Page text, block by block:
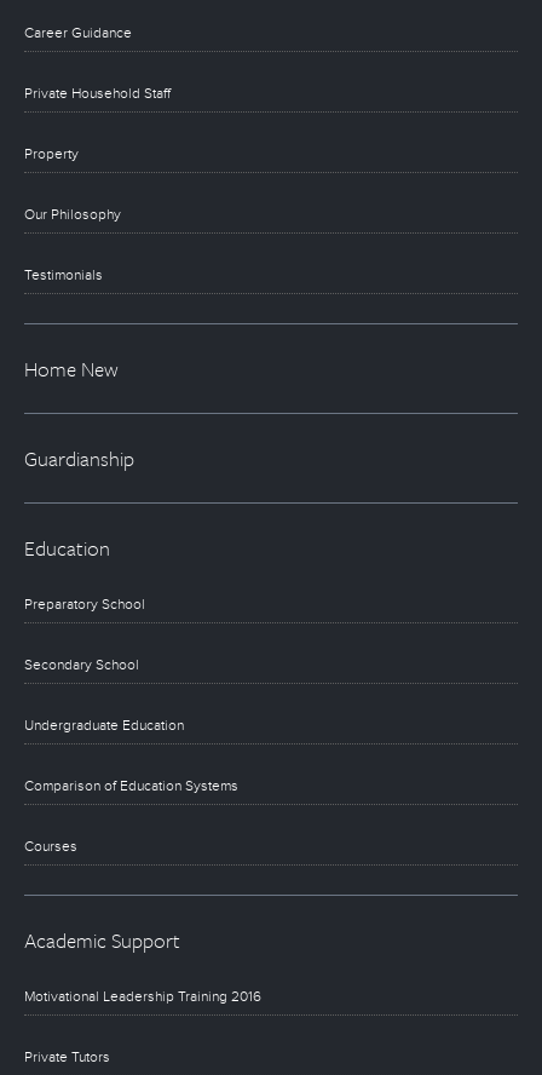
Career Guidance
Private Household Staff
Property
Our Philosophy
Testimonials
Home New
Guardianship
Education
Preparatory School
Secondary School
Undergraduate Education
Comparison of Education Systems
Courses
Academic Support
Motivational Leadership Training 2016
Private Tutors